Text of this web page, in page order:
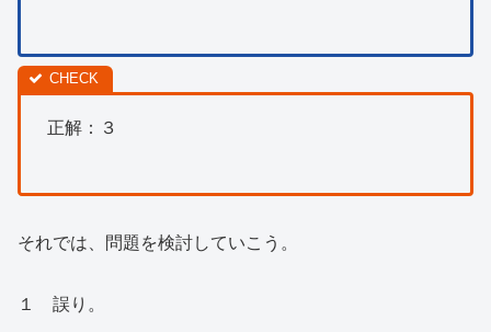
正解：３
それでは、問題を検討していこう。
１ 誤り。